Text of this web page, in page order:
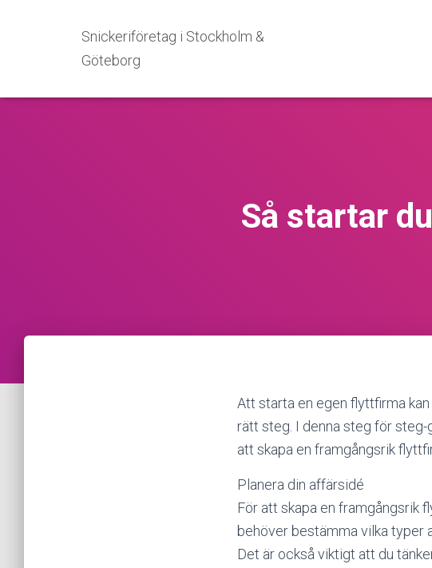
Snickeriföretag i Stockholm &
Göteborg
Så startar
Att starta en egen flyttfirma
rätt steg. I denna steg för
att skapa en framgångsrik
Planera din affärsidé
För att skapa en framgångsrik
behöver bestämma vilka typer
Det är också viktigt att du